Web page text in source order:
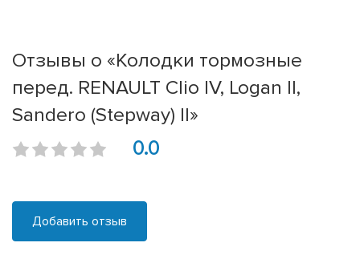
Отзывы о «Колодки тормозные
перед. RENAULT Clio IV, Logan II,
Sandero (Stepway) II»
0.0
Добавить отзыв